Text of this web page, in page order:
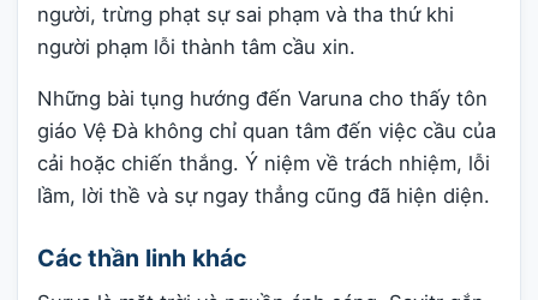
người, trừng phạt sự sai phạm và tha thứ khi
người phạm lỗi thành tâm cầu xin.
Những bài tụng hướng đến Varuna cho thấy tôn
giáo Vệ Đà không chỉ quan tâm đến việc cầu của
cải hoặc chiến thắng. Ý niệm về trách nhiệm, lỗi
lầm, lời thề và sự ngay thẳng cũng đã hiện diện.
Các thần linh khác